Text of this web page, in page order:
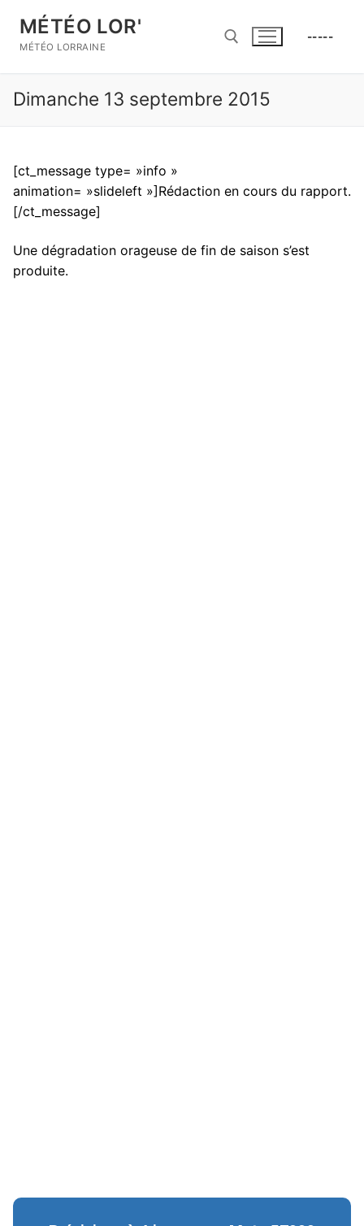
contenu
MÉTÉO LOR'
MÉTÉO LORRAINE
Rechercher :
-----
Dimanche 13 septembre 2015
[ct_message type= »info »
animation= »slideleft »]Rédaction en cours du rapport.
[/ct_message]
Une dégradation orageuse de fin de saison s’est
produite.